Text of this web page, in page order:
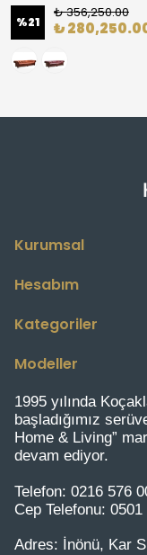
%21
₺ 356,250.00
₺
Kurumsal
Hesabım
Kategoriler
Modeller
1995 yılında
başladığımız
Home & Living”
devam ediyor.
Telefon: 0216 576
Cep Telefonu: 0501
Adres: İnönü, Kar